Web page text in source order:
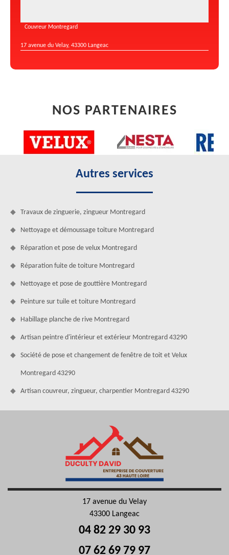
Couvreur Montregard
17 avenue du Velay, 43300 Langeac
NOS PARTENAIRES
Autres services
Travaux de zinguerie, zingueur Montregard
Nettoyage et démoussage toiture Montregard
Réparation et pose de velux Montregard
Réparation fuite de toiture Montregard
Nettoyage et pose de gouttière Montregard
Peinture sur tuile et toiture Montregard
Habillage planche de rive Montregard
Artisan peintre d'intérieur et extérieur Montregard 43290
Société de pose et changement de fenêtre de toit et Velux
Montregard 43290
Artisan couvreur, zingueur, charpentier Montregard 43290
17 avenue du Velay
43300 Langeac
04 82 29 30 93
07 62 69 79 97